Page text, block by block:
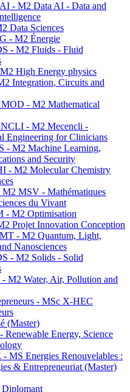
- M2 Data AI - Data and
Data Sciences
- M2 Énergie
- M2 Fluids - Fluid
High Energy physics
Integration, Circuits and
- M2 Mathematical
- M2 Mecencli -
Engineering for Clinicians
- M2 Machine Learning,
and Security
- M2 Molecular Chemistry
MSV - Mathématiques
du Vivant
- M2 Optimisation
Projet Innovation Conception
- M2 Quantum, Light,
Nanosciences
- M2 Solids - Solid
M2 Water, Air, Pollution and
- MSc X-HEC
(Master)
Renewable Energy, Science
MS Energies Renouvelables :
& Entrepreneuriat (Master)